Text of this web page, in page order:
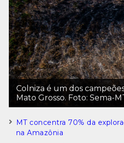
Colniza é um dos
Mato Grosso. Foto: Sema-
MT concentra 70% da
na Amazônia